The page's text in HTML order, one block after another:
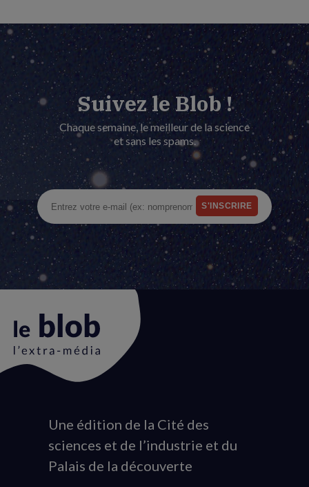
Suivez le Blob !
Chaque semaine, le meilleur de la science
et sans les spams.
Animation
du
logo
Une édition de la Cité des
sciences et de l’industrie et du
Palais de la découverte